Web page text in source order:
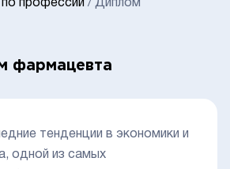
профессии / Диплом
фармацевта
тенденции в экономики и
одной из самых